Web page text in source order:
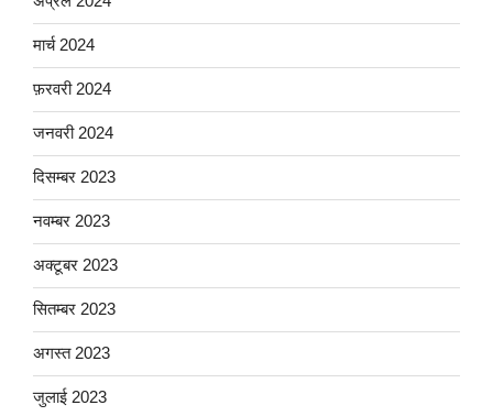
मार्च 2024
फ़रवरी 2024
जनवरी 2024
दिसम्बर 2023
नवम्बर 2023
अक्टूबर 2023
सितम्बर 2023
अगस्त 2023
जुलाई 2023